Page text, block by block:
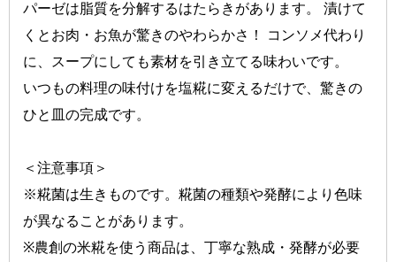
パーゼは脂質を分解するはたらきがあります。 漬けて
くとお肉・お魚が驚きのやわらかさ！ コンソメ代わり
に、スープにしても素材を引き立てる味わいです。
いつもの料理の味付けを塩糀に変えるだけで、驚きの
ひと皿の完成です。
＜注意事項＞
※糀菌は生きものです。糀菌の種類や発酵により色味
が異なることがあります。
※農創の米糀を使う商品は、丁寧な熟成・発酵が必要